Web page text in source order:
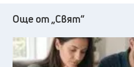
Още от „Свят“